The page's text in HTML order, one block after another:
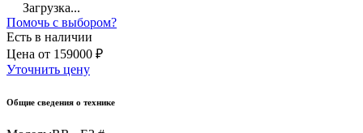
Загрузка...
Помочь с выбором?
Есть в наличии
Цена от 159000 ₽
Уточнить цену
Общие сведения о технике